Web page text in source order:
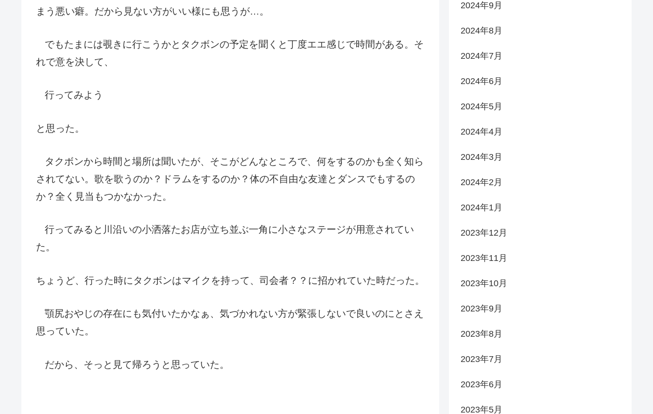
まう悪い癖。だから見ない方がいい様にも思うが…。
でもたまには覗きに行こうかとタクボンの予定を聞くと丁度エエ感じで時間がある。そ
れで意を決して、
行ってみよう
と思った。
タクボンから時間と場所は聞いたが、そこがどんなところで、何をするのかも全く知ら
されてない。歌を歌うのか？ドラムをするのか？体の不自由な友達とダンスでもするの
か？全く見当もつかなかった。
行ってみると川沿いの小洒落たお店が立ち並ぶ一角に小さなステージが用意されてい
た。
ちょうど、行った時にタクボンはマイクを持って、司会者？？に招かれていた時だった。
顎尻おやじの存在にも気付いたかなぁ、気づかれない方が緊張しないで良いのにとさえ
思っていた。
だから、そっと見て帰ろうと思っていた。
2024年9月
2024年8月
2024年7月
2024年6月
2024年5月
2024年4月
2024年3月
2024年2月
2024年1月
2023年12月
2023年11月
2023年10月
2023年9月
2023年8月
2023年7月
2023年6月
2023年5月